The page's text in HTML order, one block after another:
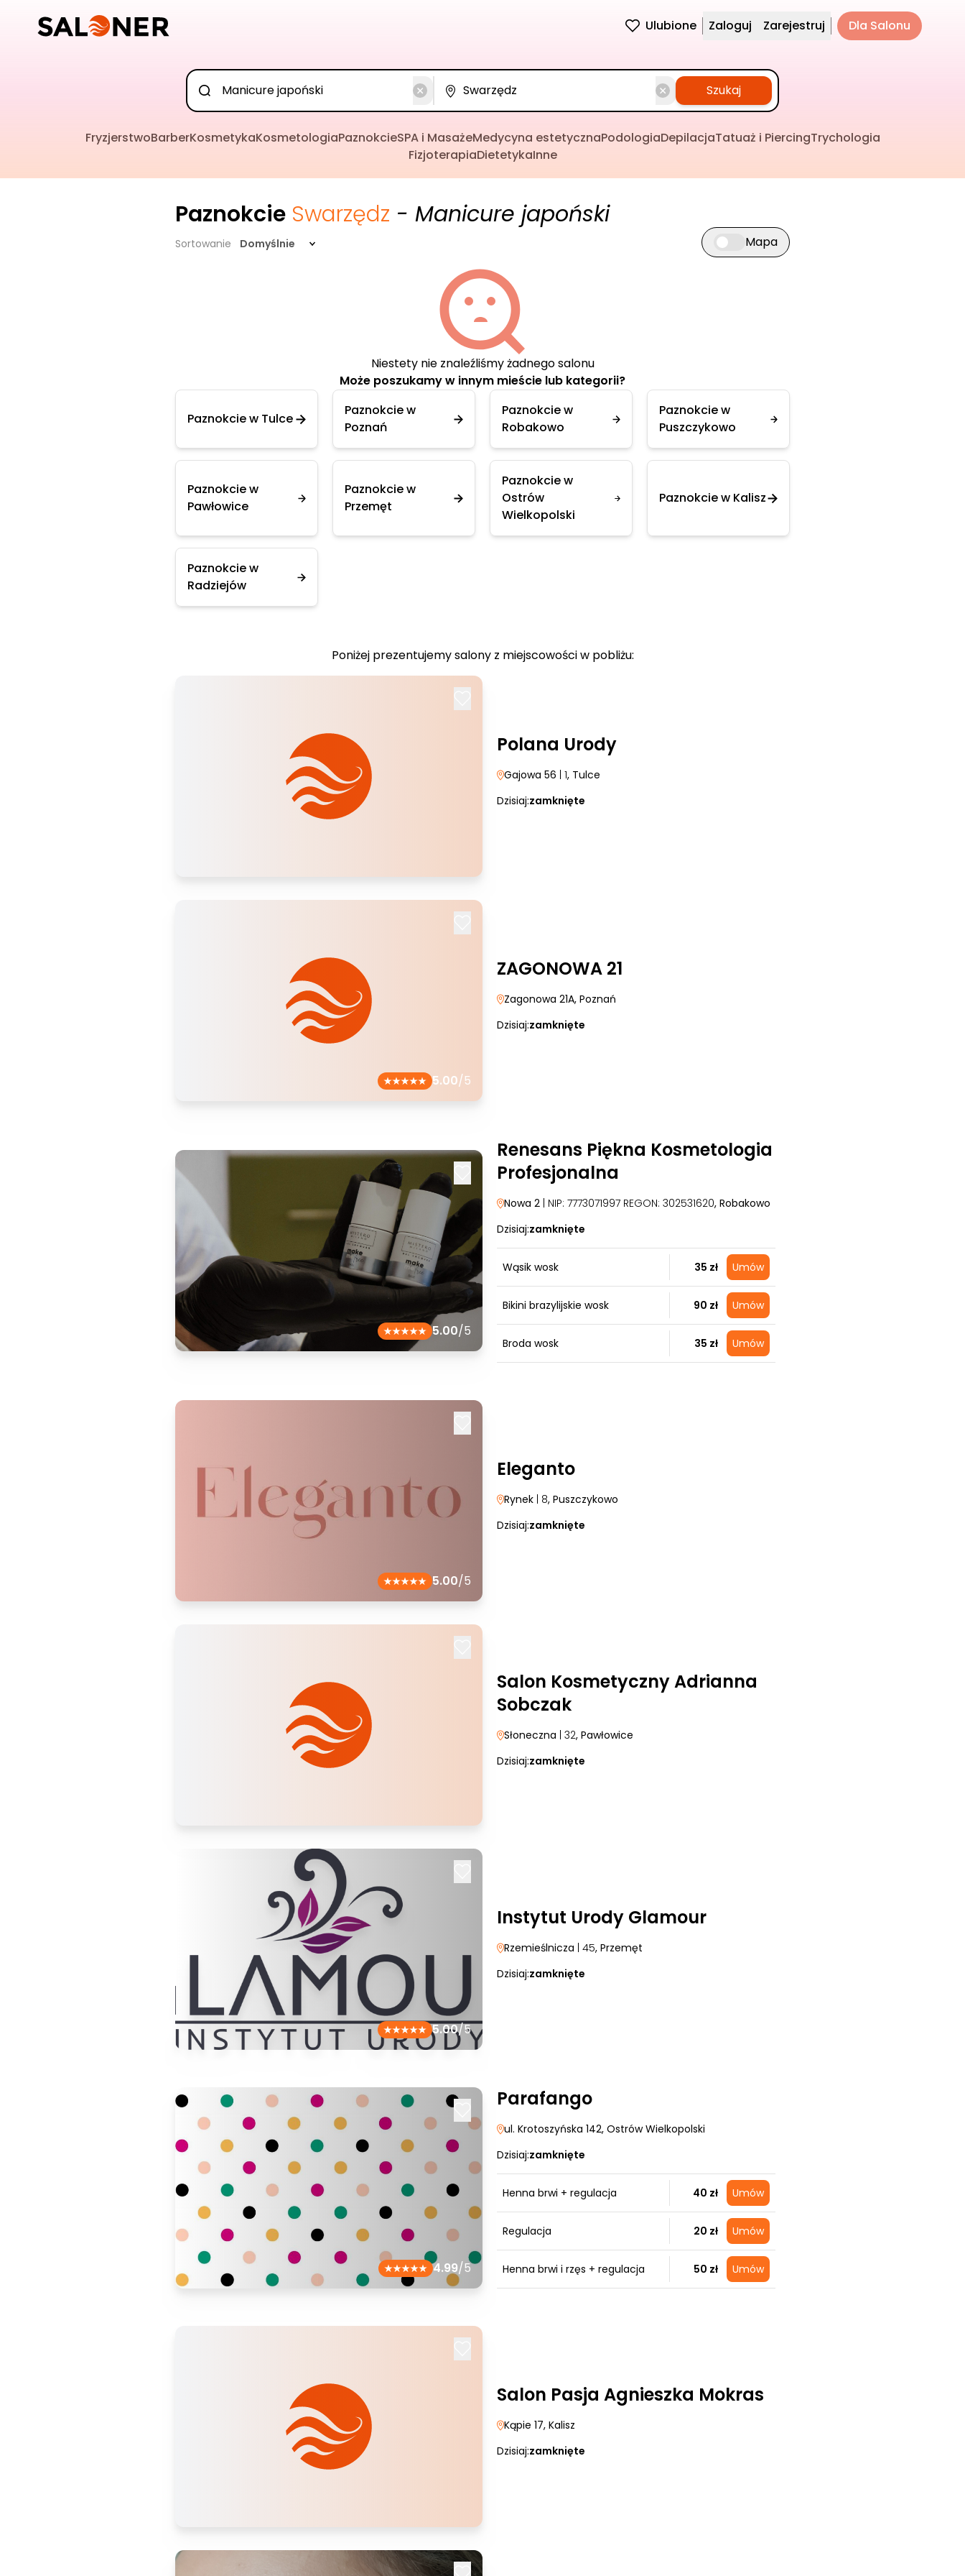
Ulubione Zaloguj Zarejestruj Dla Salonu
Szukaj
FryzjerstwoBarberKosmetykaKosmetologiaPaznokcieSPA i MasażeMedycyna estetycznaPodologiaDepilacjaTatuaż i PiercingTrychologia
FizjoterapiaDietetykaInne
Paznokcie Swarzędz - Manicure japoński
Sortowanie Domyślnie Przełącz widok mapy
Mapa
Niestety nie znaleźliśmy żadnego salonu
Może poszukamy w innym mieście lub kategorii?
Paznokcie w Tulce
Paznokcie w
Poznań
Paznokcie w
Robakowo
Paznokcie w
Puszczykowo
Paznokcie w
Pawłowice
Paznokcie w
Przemęt
Paznokcie w
Ostrów
Wielkopolski
Paznokcie w Kalisz
Paznokcie w
Radziejów
Poniżej prezentujemy salony z miejscowości w pobliżu:
Polana Urody
Gajowa 56 | 1, Tulce
Dzisiaj:zamknięte
5.00/5
ZAGONOWA 21
Zagonowa 21A, Poznań
Dzisiaj:zamknięte
5.00/5
Renesans Piękna Kosmetologia
Profesjonalna
Nowa 2 | NIP: 7773071997 REGON: 302531620, Robakowo
Dzisiaj:zamknięte
Wąsik wosk 35 zł Umów
Bikini brazylijskie wosk 90 zł Umów
Broda wosk 35 zł Umów
5.00/5
Eleganto
Rynek | 8, Puszczykowo
Dzisiaj:zamknięte
Salon Kosmetyczny Adrianna
Sobczak
Słoneczna | 32, Pawłowice
Dzisiaj:zamknięte
5.00/5
Instytut Urody Glamour
Rzemieślnicza | 45, Przemęt
Dzisiaj:zamknięte
4.99/5
Parafango
ul. Krotoszyńska 142, Ostrów Wielkopolski
Dzisiaj:zamknięte
Henna brwi + regulacja 40 zł Umów
Regulacja 20 zł Umów
Henna brwi i rzęs + regulacja 50 zł Umów
Salon Pasja Agnieszka Mokras
Kąpie 17, Kalisz
Dzisiaj:zamknięte